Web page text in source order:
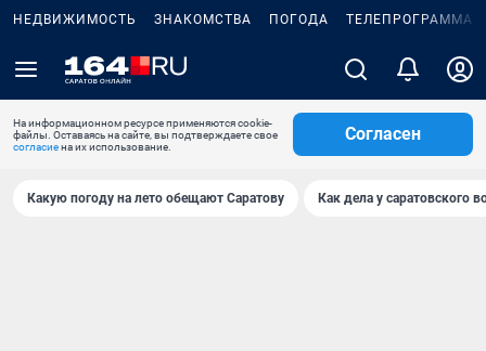
НЕДВИЖИМОСТЬ ЗНАКОМСТВА ПОГОДА ТЕЛЕПРОГРАММА
На информационном ресурсе применяются cookie-
файлы. Оставаясь на сайте, вы подтверждаете свое
согласиена их использование.
Согласен
Какую погоду на лето обещают Саратову Как дела у саратовского